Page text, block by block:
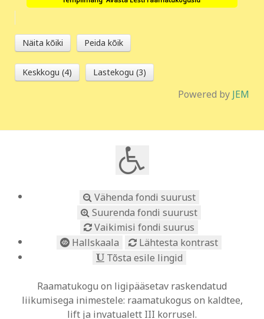
Näita kõiki Peida kõik
Keskkogu (4) Lastekogu (3)
Powered by JEM
Vähenda fondi suurust
Suurenda fondi suurust
Vaikimisi fondi suurus
Hallskaala
Lähtesta kontrast
Tõsta esile lingid
Raamatukogu on ligipääsetav raskendatud
liikumisega inimestele: raamatukogus on kaldtee,
lift ja invatualett III korrusel.